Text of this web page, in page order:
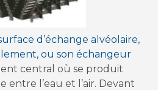
d’échange alvéolaire,
ou son échangeur
central où se produit
entre l’eau et l’air. Devant